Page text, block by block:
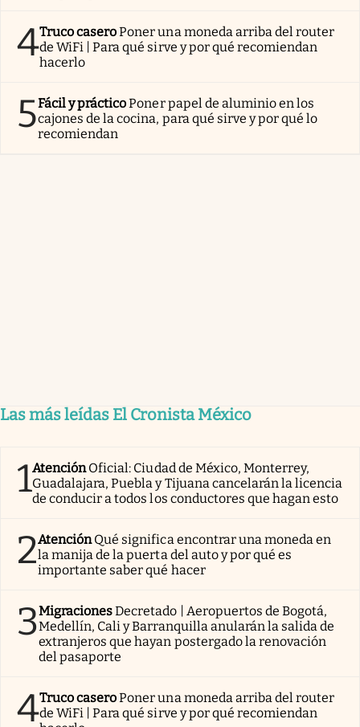
4Truco caseroPoner una moneda arriba del router
de WiFi | Para qué sirve y por qué recomiendan
hacerlo
5Fácil y prácticoPoner papel de aluminio en los
cajones de la cocina, para qué sirve y por qué lo
recomiendan
Las más leídas El Cronista México
1AtenciónOficial: Ciudad de México, Monterrey,
Guadalajara, Puebla y Tijuana cancelarán la licencia
de conducir a todos los conductores que hagan esto
2AtenciónQué significa encontrar una moneda en
la manija de la puerta del auto y por qué es
importante saber qué hacer
3MigracionesDecretado | Aeropuertos de Bogotá,
Medellín, Cali y Barranquilla anularán la salida de
extranjeros que hayan postergado la renovación
del pasaporte
4Truco caseroPoner una moneda arriba del router
de WiFi | Para qué sirve y por qué recomiendan